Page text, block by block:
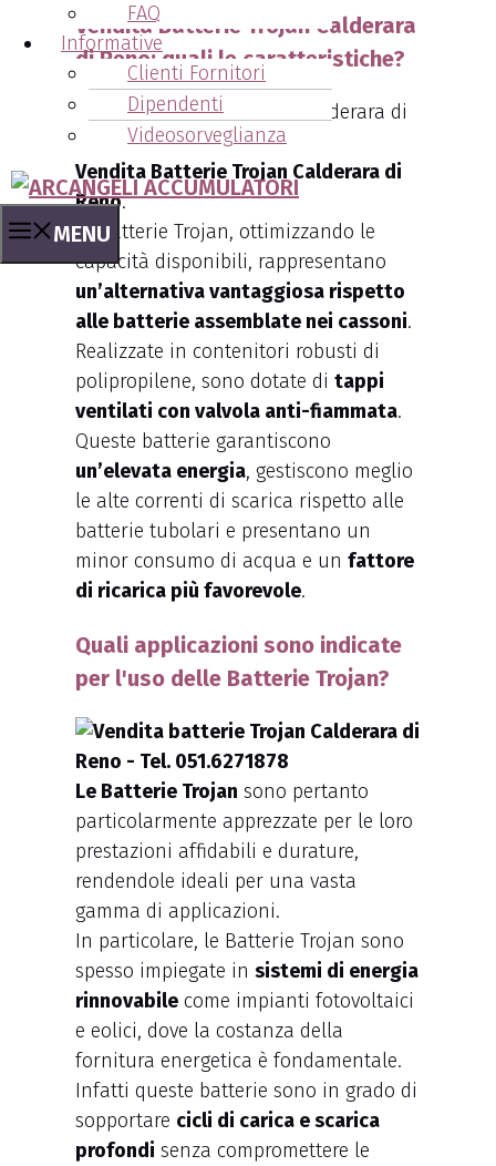
FAQ
Informative
Clienti Fornitori
Dipendenti
Videosorveglianza
MENU
Vendita Batterie Trojan Calderara
di Reno: quali le caratteristiche?
Vendita Batterie Trojan Calderara di
Reno.
Le batterie Trojan, ottimizzando le
capacità disponibili, rappresentano
un’alternativa vantaggiosa rispetto
alle batterie assemblate nei cassoni.
Realizzate in contenitori robusti di
polipropilene, sono dotate di tappi
ventilati con valvola anti-fiammata.
Queste batterie garantiscono
un’elevata energia, gestiscono meglio
le alte correnti di scarica rispetto alle
batterie tubolari e presentano un
minor consumo di acqua e un fattore
di ricarica più favorevole.
Quali applicazioni sono indicate
per l'uso delle Batterie Trojan?
Le Batterie Trojan sono pertanto
particolarmente apprezzate per le loro
prestazioni affidabili e durature,
rendendole ideali per una vasta
gamma di applicazioni.
In particolare, le Batterie Trojan sono
spesso impiegate in sistemi di energia
rinnovabile come impianti fotovoltaici
e eolici, dove la costanza della
fornitura energetica è fondamentale.
Infatti queste batterie sono in grado di
sopportare cicli di carica e scarica
profondi senza compromettere le